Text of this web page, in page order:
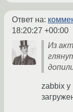
Ответ на:
18:20:27 +00:00
Из
zabbix у